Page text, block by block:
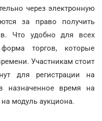
через электронную
за право получить
Что удобно для всех
торгов, которые
Участникам стоит
для регистрации на
назначенное время на
модуль аукциона.